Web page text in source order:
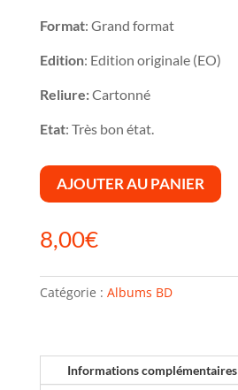
Format: Grand format
Edition: Edition originale (EO)
Reliure:Cartonné
Etat: Très bon état.
AJOUTER AU PANIER
8,00€
Catégorie : Albums BD
Informations complémentaires